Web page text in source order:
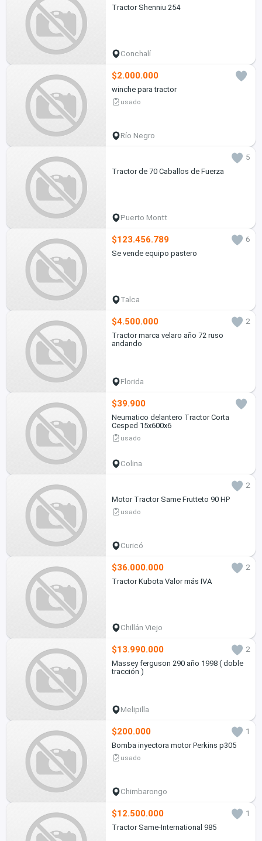
Tractor Shenniu 254
Conchalí
$2.000.000
winche para tractor
usado
Río Negro
5
Tractor de 70 Caballos de Fuerza
Puerto Montt
$123.456.789
6
Se vende equipo pastero
Talca
$4.500.000
2
Tractor marca velaro año 72 ruso
andando
Florida
$39.900
Neumatico delantero Tractor Corta
Cesped 15x600x6
usado
Colina
2
Motor Tractor Same Frutteto 90 HP
usado
Curicó
$36.000.000
2
Tractor Kubota Valor más IVA
Chillán Viejo
$13.990.000
2
Massey ferguson 290 año 1998 ( doble
tracción )
Melipilla
$200.000
1
Bomba inyectora motor Perkins p305
usado
Chimbarongo
$12.500.000
1
Tractor Same-International 985